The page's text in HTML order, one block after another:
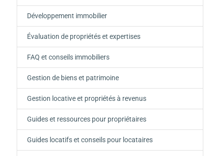
Développement immobilier
Évaluation de propriétés et expertises
FAQ et conseils immobiliers
Gestion de biens et patrimoine
Gestion locative et propriétés à revenus
Guides et ressources pour propriétaires
Guides locatifs et conseils pour locataires